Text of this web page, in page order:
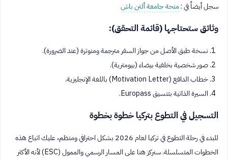
سجل أيضاً في :منحة جامعة ألتن باش
وثائق ستحتاجها (قائمة التحقق):
نسخة طبق الأصل من جواز السفر مترجمة ومنوترة (عند الضرورة).
صور شخصية بخلفية بيضاء (بيومترية).
خطاب الدافع (Motivation Letter) باللغة الإنجليزية.
السيرة الذاتية بتنسيق Europass.
التسجيل في التطوع بتركيا خطوة بخطوة
للبدء في رحلة التطوع في تركيا لعام 2026 بشكل احترافي ومنظم، عليك اتباع هذه
الخطوات المتسلسلة. سنركز هنا على المسار الرسمي والممول (ESC) لأنه الأكثر